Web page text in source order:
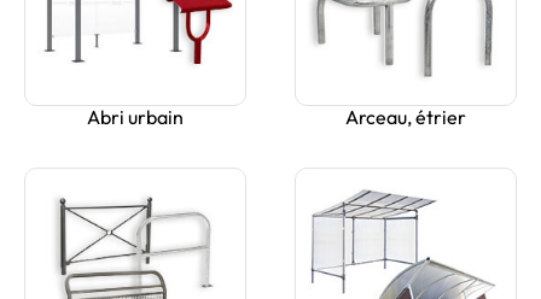
Abri urbain Arceau, étrier